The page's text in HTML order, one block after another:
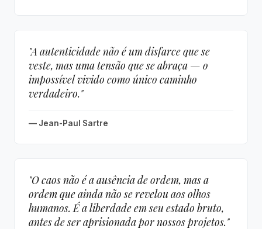
"A autenticidade não é um disfarce que se
veste, mas uma tensão que se abraça — o
impossível vivido como único caminho
verdadeiro."
— Jean-Paul Sartre
"O caos não é a ausência de ordem, mas a
ordem que ainda não se revelou aos olhos
humanos. É a liberdade em seu estado bruto,
antes de ser aprisionada por nossos projetos."